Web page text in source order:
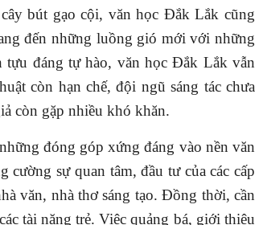
bút gạo cội, văn học Đắk Lắk cũng
đến những luồng gió mới với những
tựu đáng tự hào, văn học Đắk Lắk vẫn
còn hạn chế, đội ngũ sáng tác chưa
còn gặp nhiều khó khăn.
đóng góp xứng đáng vào nền văn
sự quan tâm, đầu tư của các cấp
văn, nhà thơ sáng tạo. Đồng thời, cần
tài năng trẻ. Việc quảng bá, giới thiệu